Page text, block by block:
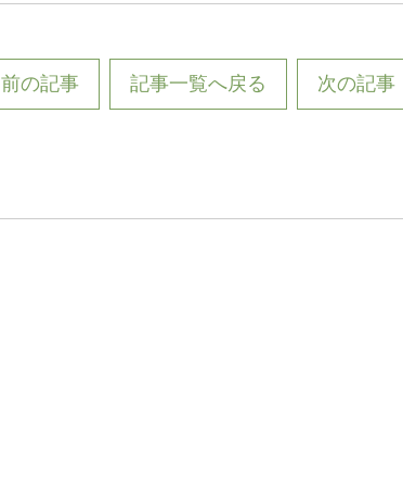
前の記事 記事一覧へ戻る 次の記事